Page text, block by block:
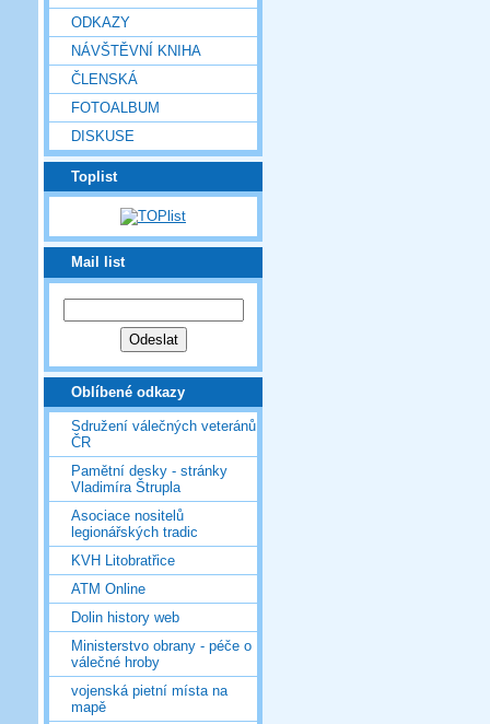
ODKAZY
NÁVŠTĚVNÍ KNIHA
ČLENSKÁ
FOTOALBUM
DISKUSE
Toplist
Mail list
Oblíbené odkazy
Sdružení válečných veteránů
ČR
Pamětní desky - stránky
Vladimíra Štrupla
Asociace nositelů
legionářských tradic
KVH Litobratřice
ATM Online
Dolin history web
Ministerstvo obrany - péče o
válečné hroby
vojenská pietní místa na
mapě